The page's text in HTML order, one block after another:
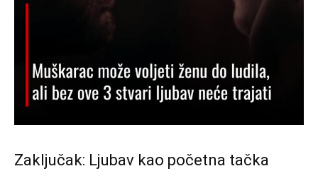
Zaključak: Ljubav kao početna tačka